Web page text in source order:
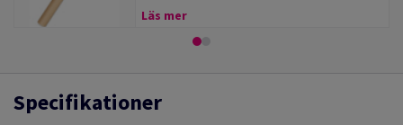
Läs mer
Specifikationer